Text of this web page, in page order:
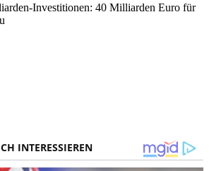
Investitionen: 40 Milliarden Euro für